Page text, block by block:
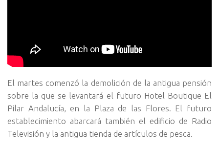
El martes comenzó la demolición de la antigua pensión
sobre la que se levantará el futuro Hotel Boutique El
Pilar Andalucía, en la Plaza de las Flores. El futuro
establecimiento abarcará también el edificio de Radio
Televisión y la antigua tienda de artículos de pesca.